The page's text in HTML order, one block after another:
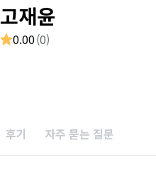
고재윤
0.00(0)
후기 자주 묻는 질문